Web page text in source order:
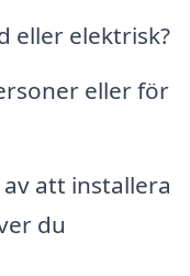
eller elektrisk?
eller för
att installera
du